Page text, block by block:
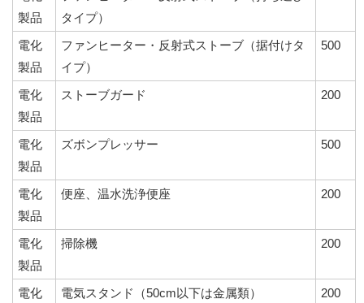
製品
タイプ）
電化
製品
ファンヒーター・反射式ストーブ（据付けタ
イプ）
500
電化
製品
ストーブガード 200
電化
製品
ズボンプレッサー 500
電化
製品
便座、温水洗浄便座 200
電化
製品
掃除機 200
電化
電気スタンド（50cm以下は金属類） 200